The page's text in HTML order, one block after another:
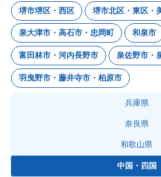
堺市堺区・西区 堺市北区・東区・
泉大津市・高石市・忠岡町 和泉市
富田林市・河内長野市 泉佐野市・
羽曳野市・藤井寺市・柏原市
兵庫県
奈良県
和歌山県
中国・四国